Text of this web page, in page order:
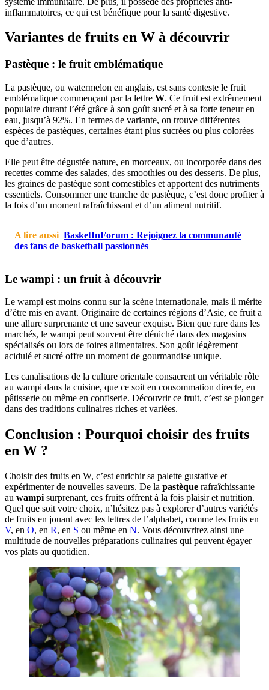
inflammatoires, ce qui est bénéfique pour la santé digestive.
Variantes de fruits en W à découvrir
Pastèque : le fruit emblématique
La pastèque, ou watermelon en anglais, est sans conteste le fruit
emblématique commençant par la lettre W. Ce fruit est extrêmement
populaire durant l’été grâce à son goût sucré et à sa forte teneur en
eau, jusqu’à 92%. En termes de variante, on trouve différentes
espèces de pastèques, certaines étant plus sucrées ou plus colorées
que d’autres.
Elle peut être dégustée nature, en morceaux, ou incorporée dans des
recettes comme des salades, des smoothies ou des desserts. De plus,
les graines de pastèque sont comestibles et apportent des nutriments
essentiels. Consommer une tranche de pastèque, c’est donc profiter à
la fois d’un moment rafraîchissant et d’un aliment nutritif.
A lire aussi BasketInForum : Rejoignez la communauté
des fans de basketball passionnés
Le wampi : un fruit à découvrir
Le wampi est moins connu sur la scène internationale, mais il mérite
d’être mis en avant. Originaire de certaines régions d’Asie, ce fruit a
une allure surprenante et une saveur exquise. Bien que rare dans les
marchés, le wampi peut souvent être déniché dans des magasins
spécialisés ou lors de foires alimentaires. Son goût légèrement
acidulé et sucré offre un moment de gourmandise unique.
Les canalisations de la culture orientale consacrent un véritable rôle
au wampi dans la cuisine, que ce soit en consommation directe, en
pâtisserie ou même en confiserie. Découvrir ce fruit, c’est se plonger
dans des traditions culinaires riches et variées.
Conclusion : Pourquoi choisir des fruits
en W ?
Choisir des fruits en W, c’est enrichir sa palette gustative et
expérimenter de nouvelles saveurs. De la pastèque rafraîchissante
au wampi surprenant, ces fruits offrent à la fois plaisir et nutrition.
Quel que soit votre choix, n’hésitez pas à explorer d’autres variétés
de fruits en jouant avec les lettres de l’alphabet, comme les fruits en
V, en O, en R, en S ou même en N. Vous découvrirez ainsi une
multitude de nouvelles préparations culinaires qui peuvent égayer
vos plats au quotidien.